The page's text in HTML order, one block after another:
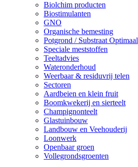
Biolchim producten
Biostimulanten
GNO
Organische bemesting
Potgrond / Substraat Optimaal
Speciale meststoffen
Teeltadvies
Wateronderhoud
Weerbaar & residuvrij telen
Sectoren
Aardbeien en klein fruit
Boomkwekerij en sierteelt
Champignonteelt
Glastuinbouw
Landbouw en Veehouderij
Loonwerk
Openbaar groen
Vollegrondsgroenten